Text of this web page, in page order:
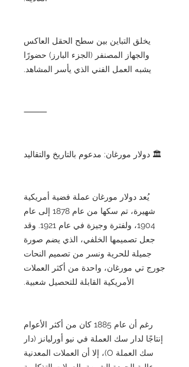
يخلق التباين بين سطح الحقل العاكس
والجهاز المصنفر (الجزء البارز) حضورًا
يشبه العمل الفني الذي يأسر المشاهد.
⸻
🏛 دولار مورغان: مدعوم بالتاريخ والتقاليد
يُعد دولار مورغان عملة فضية أمريكية
شهيرة، تم سكها من عام 1878 إلى عام
1904، ولفترة وجيزة في عام 1921. وقد
جعل تصميمها الخلفي، الذي يضم صورة
جميلة للحرية ونسر من تصميم النحات
جورج تي مورغان، واحدة من أكثر العملات
الأمريكية القابلة للتحصيل شعبية.
رغم أن عام 1885 كان من أكثر الأعوام
إنتاجًا لدار سك العملة في نيو أورليانز (دار
سك العملة O)، إلا أن العملات المعدنية